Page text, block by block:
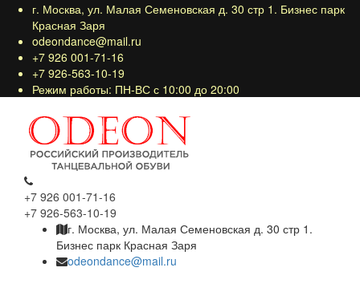
г. Москва, ул. Малая Семеновская д. 30 стр 1. Бизнес парк
Красная Заря
odeondance@mail.ru
+7 926 001-71-16
+7 926-563-10-19
Режим работы: ПН-ВС с 10:00 до 20:00
+7 926 001-71-16
+7 926-563-10-19
г. Москва, ул. Малая Семеновская д. 30 стр 1.
Бизнес парк Красная Заря
odeondance@mail.ru